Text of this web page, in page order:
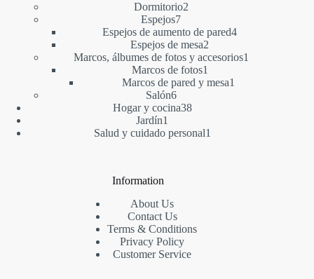
Dormitorio22
Espejos77
productos
Espejos de aumento de pared44
Espejos de mesa2
productos
Marcos, álbumes de fotos y accesorios1
Marcos de fotos1
producto
Marcos de pared y mesa1
Salón66
productos
Hogar y cocina3838
Jardín1
producto
Salud y cuidado personal1
Information
About Us
Contact Us
Terms & Conditions
Privacy Policy
Customer Service